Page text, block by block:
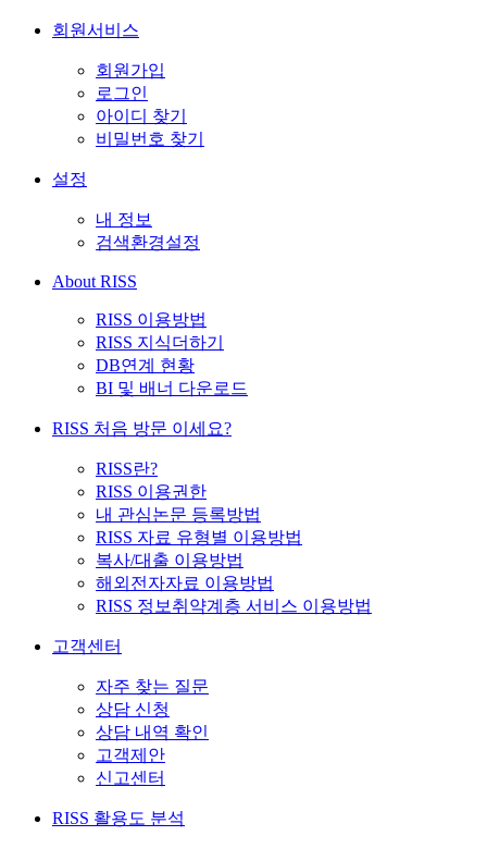
회원서비스
회원가입
로그인
아이디 찾기
비밀번호 찾기
설정
내 정보
검색환경설정
About RISS
RISS 이용방법
RISS 지식더하기
DB연계 현황
BI 및 배너 다운로드
RISS 처음 방문 이세요?
RISS란?
RISS 이용권한
내 관심논문 등록방법
RISS 자료 유형별 이용방법
복사/대출 이용방법
해외전자자료 이용방법
RISS 정보취약계층 서비스 이용방법
고객센터
자주 찾는 질문
상담 신청
상담 내역 확인
고객제안
신고센터
RISS 활용도 분석